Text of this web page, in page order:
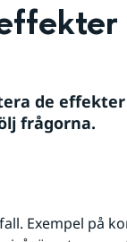
de
frågorna.
Exempel på